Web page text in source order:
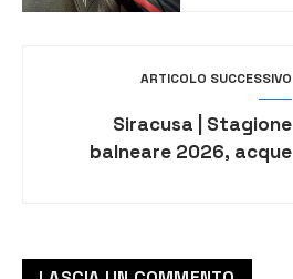
ARTICOLO SUCCESSIVO
Siracusa | Stagione
balneare 2026, acque